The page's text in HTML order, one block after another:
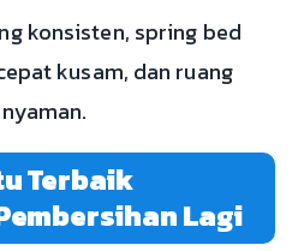
konsisten, spring bed
kusam, dan ruang
Terbaik
Lagi